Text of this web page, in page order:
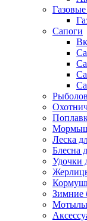
Газовые
Сапоги
Леска
Блесна
Удочки
Зимние